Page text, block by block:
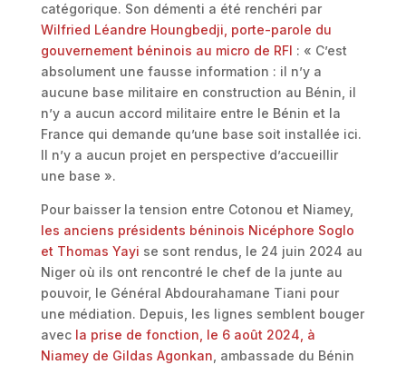
catégorique. Son démenti a été renchéri par
Wilfried Léandre Houngbedji, porte-parole du
gouvernement béninois au micro de RFI : « C’est
absolument une fausse information : il n’y a
aucune base militaire en construction au Bénin, il
n’y a aucun accord militaire entre le Bénin et la
France qui demande qu’une base soit installée ici.
Il n’y a aucun projet en perspective d’accueillir
une base ».
Pour baisser la tension entre Cotonou et Niamey,
les anciens présidents béninois Nicéphore Soglo
et Thomas Yayi se sont rendus, le 24 juin 2024 au
Niger où ils ont rencontré le chef de la junte au
pouvoir, le Général Abdourahamane Tiani pour
une médiation. Depuis, les lignes semblent bouger
avec la prise de fonction, le 6 août 2024, à
Niamey de Gildas Agonkan , ambassade du Bénin